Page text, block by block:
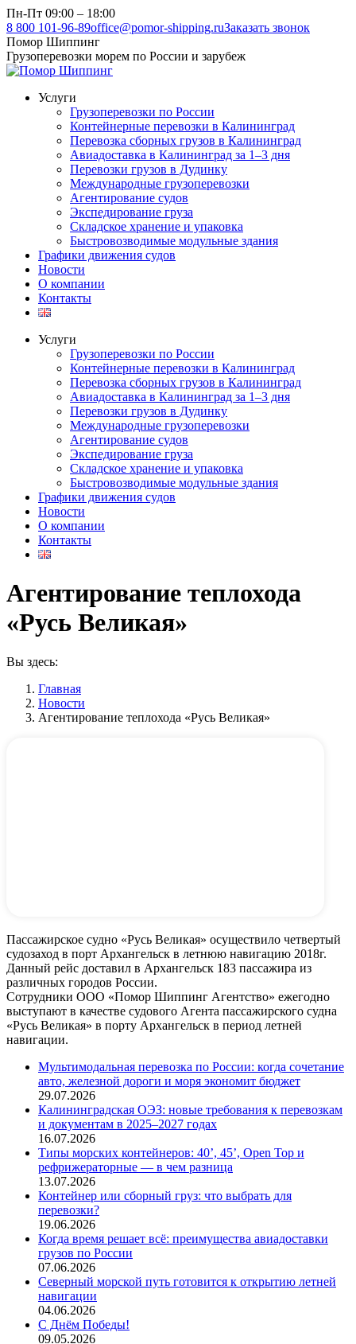
Перейти
к
содержанию
Пн-Пт 09:00 – 18:00
8 800 101-96-89office@pomor-shipping.ruЗаказать звонок
Помор Шиппинг
Грузоперевозки морем по России и зарубеж
Услуги
Грузоперевозки по России
Контейнерные перевозки в Калининград
Перевозка сборных грузов в Калининград
Авиадоставка в Калининград за 1–3 дня
Перевозки грузов в Дудинку
Международные грузоперевозки
Агентирование судов
Экспедирование груза
Складское хранение и упаковка
Быстровозводимые модульные здания
Графики движения судов
Новости
О компании
Контакты
Услуги
Грузоперевозки по России
Контейнерные перевозки в Калининград
Перевозка сборных грузов в Калининград
Авиадоставка в Калининград за 1–3 дня
Перевозки грузов в Дудинку
Международные грузоперевозки
Агентирование судов
Экспедирование груза
Складское хранение и упаковка
Быстровозводимые модульные здания
Графики движения судов
Новости
О компании
Контакты
Агентирование теплохода
«Русь Великая»
Вы здесь:
Главная
Новости
Агентирование теплохода «Русь Великая»
Пассажирское судно «Русь Великая» осуществило четвертый
судозаход в порт Архангельск в летнюю навигацию 2018г.
Данный рейс доставил в Архангельск 183 пассажира из
различных городов России.
Сотрудники ООО «Помор Шиппинг Агентство» ежегодно
выступают в качестве судового Агента пассажирского судна
«Русь Великая» в порту Архангельск в период летней
навигации.
Мультимодальная перевозка по России: когда сочетание
авто, железной дороги и моря экономит бюджет
29.07.2026
Калининградская ОЭЗ: новые требования к перевозкам
и документам в 2025–2027 годах
16.07.2026
Типы морских контейнеров: 40’, 45’, Open Top и
рефрижераторные — в чем разница
13.07.2026
Контейнер или сборный груз: что выбрать для
перевозки?
19.06.2026
Когда время решает всё: преимущества авиадоставки
грузов по России
07.06.2026
Северный морской путь готовится к открытию летней
навигации
04.06.2026
С Днём Победы!
09.05.2026